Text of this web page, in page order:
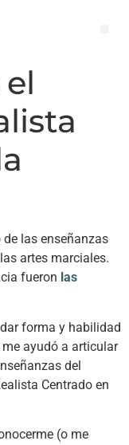
las enseñanzas
artes marciales.
fueron las
forma y habilidad
me ayudó a articular
del
Centrado en
(o me